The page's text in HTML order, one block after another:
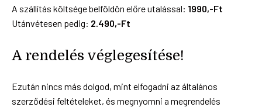
A szállítás költsége belföldön előre utalással: 1990,-Ft
Utánvétesen pedig: 2.490,-Ft
A rendelés véglegesítése!
Ezután nincs más dolgod, mint elfogadni az általános
szerződési feltételeket, és megnyomni a megrendelés